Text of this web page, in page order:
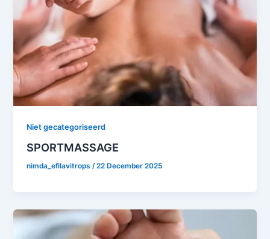
Niet gecategoriseerd
SPORTMASSAGE
nimda_efilavitrops/22 December 2025